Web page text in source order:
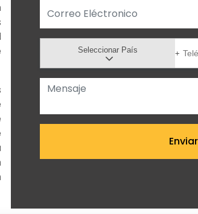
Seleccionar País